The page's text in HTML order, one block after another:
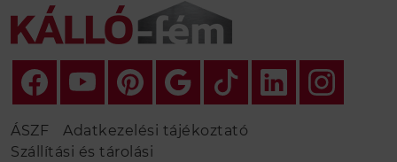
ÁSZF
Adatkezelési tájékoztató
Szállítási és tárolási